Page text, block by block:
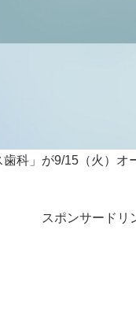
科」が9/15（火）オ
スポンサードリ